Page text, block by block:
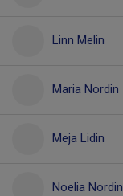
Linn Melin
Maria Nordin
Meja Lidin
Noelia Nordin